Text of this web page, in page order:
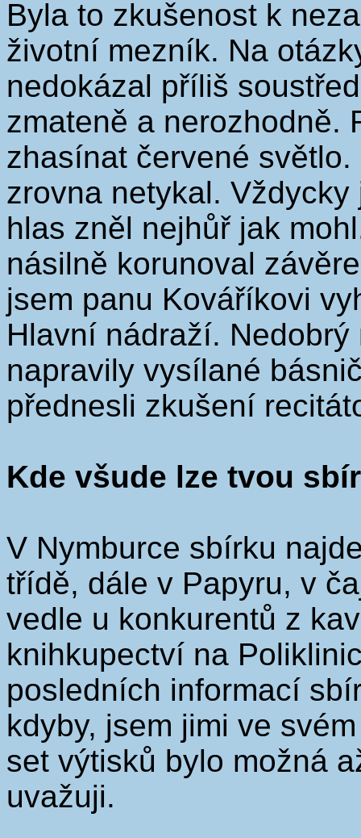
Byla to zkušenost k
životní mezník. Na
nedokázal příliš
zmateně a nerozhodně.
zhasínat červené
zrovna netykal.
hlas zněl nejhůř jak
násilně korunoval
jsem panu Kováříkovi
Hlavní nádraží.
napravily vysílané
přednesli zkušení
Kde všude lze tvou
V Nymburce sbírku
třídě, dále v Papyru, v
vedle u konkurentů z
knihkupectví na
posledních informací
kdyby, jsem jimi ve
set výtisků bylo možná
uvažuji.